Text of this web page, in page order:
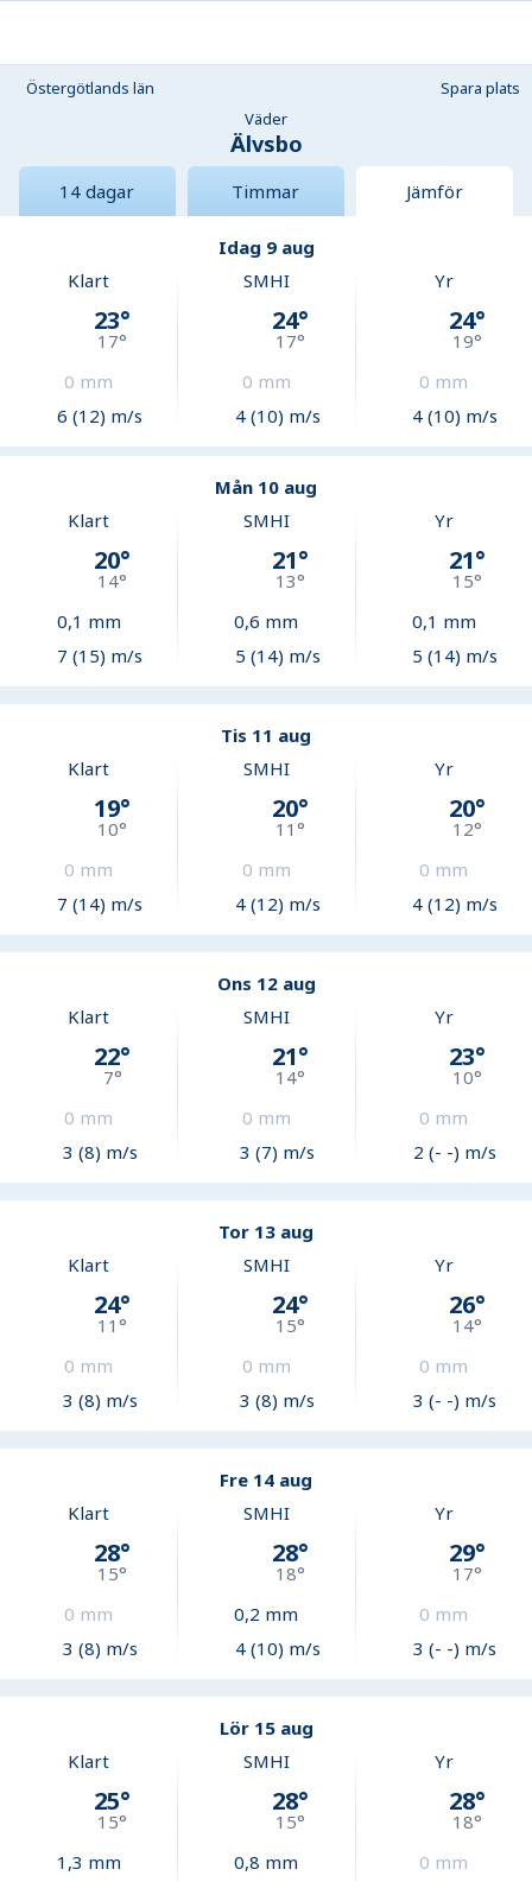
Östergötlands län
Spara plats
Väder
Älvsbo
14 dagar Timmar Jämför
Idag 9 aug
Klart
23°
17°
0 mm
6 (12) m/s
SMHI
24°
17°
0 mm
4 (10) m/s
Yr
24°
19°
0 mm
4 (10) m/s
Mån 10 aug
Klart
20°
14°
0,1 mm
7 (15) m/s
SMHI
21°
13°
0,6 mm
5 (14) m/s
Yr
21°
15°
0,1 mm
5 (14) m/s
Tis 11 aug
Klart
19°
10°
0 mm
7 (14) m/s
SMHI
20°
11 °
0 mm
4 (12) m/s
Yr
20°
12°
0 mm
4 (12) m/s
Ons 12 aug
Klart
22°
7°
0 mm
3 (8) m/s
SMHI
21°
14°
0 mm
3 (7) m/s
Yr
23°
10°
0 mm
2 (- -) m/s
Tor 13 aug
Klart
24°
11°
0 mm
3 (8) m/s
SMHI
24°
15°
0 mm
3 (8) m/s
Yr
26°
14°
0 mm
3 (- -) m/s
Fre 14 aug
Klart
28°
15°
0 mm
3 (8) m/s
SMHI
28°
18°
0,2 mm
4 (10) m/s
Yr
29°
17°
0 mm
3 (- -) m/s
Lör 15 aug
Klart
25°
15°
1,3 mm
SMHI
28°
15°
0,8 mm
Yr
28°
18°
0 mm